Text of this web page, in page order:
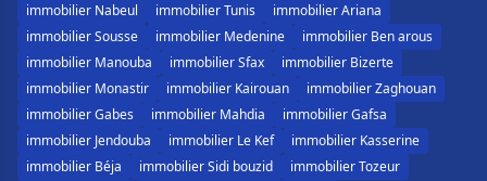
immobilier Nabeul
immobilier Tunis
immobilier Ariana
immobilier Sousse
immobilier Medenine
immobilier Ben arous
immobilier Manouba
immobilier Sfax
immobilier Bizerte
immobilier Monastir
immobilier Kairouan
immobilier Zaghouan
immobilier Gabes
immobilier Mahdia
immobilier Gafsa
immobilier Jendouba
immobilier Le Kef
immobilier Kasserine
immobilier Béja
immobilier Sidi bouzid immobilier Tozeur